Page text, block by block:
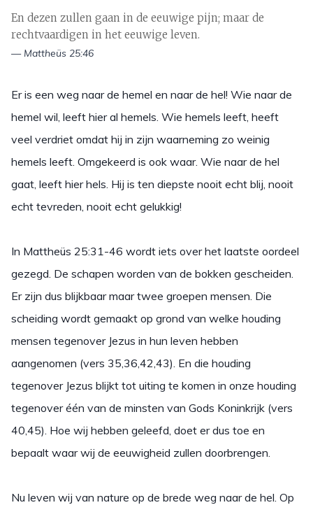
En dezen zullen gaan in de eeuwige pijn; maar de
rechtvaardigen in het eeuwige leven.
— Mattheüs 25:46
Er is een weg naar de hemel en naar de hel! Wie naar de
hemel wil, leeft hier al hemels. Wie hemels leeft, heeft
veel verdriet omdat hij in zijn waarneming zo weinig
hemels leeft. Omgekeerd is ook waar. Wie naar de hel
gaat, leeft hier hels. Hij is ten diepste nooit echt blij, nooit
echt tevreden, nooit echt gelukkig!
In Mattheüs 25:31-46 wordt iets over het laatste oordeel
gezegd. De schapen worden van de bokken gescheiden.
Er zijn dus blijkbaar maar twee groepen mensen. Die
scheiding wordt gemaakt op grond van welke houding
mensen tegenover Jezus in hun leven hebben
aangenomen (vers 35,36,42,43). En die houding
tegenover Jezus blijkt tot uiting te komen in onze houding
tegenover één van de minsten van Gods Koninkrijk (vers
40,45). Hoe wij hebben geleefd, doet er dus toe en
bepaalt waar wij de eeuwigheid zullen doorbrengen.
Nu leven wij van nature op de brede weg naar de hel. Op